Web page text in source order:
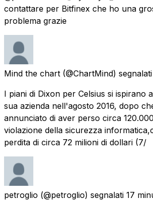
contattare per Bitfinex che ho una
problema grazie
Mind the chart (@ChartMind) segnalati
I piani di Dixon per Celsius si ispirano
sua azienda nell'agosto 2016, dopo
annunciato di aver perso circa
violazione della sicurezza
perdita di circa 72 milioni di dollari (7/
petroglio (@petroglio) segnalati 17